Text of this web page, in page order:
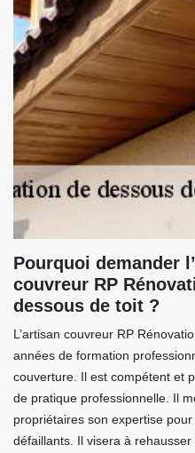
Pourquoi demander
couvreur RP
dessous de toit ?
L’artisan couvreur RP
années de formation
couverture. Il est compétent et
de pratique professionnelle. Il
propriétaires son expertise
défaillants. Il visera à rehausser